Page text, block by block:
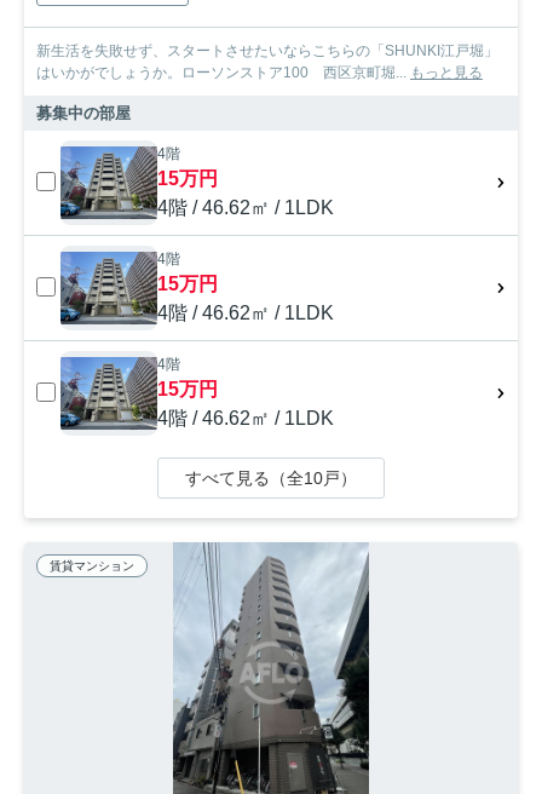
新生活を失敗せず、スタートさせたいならこちらの「SHUNKI江戸堀」
はいかがでしょうか。ローソンストア100 西区京町堀...
もっと見る
募集中の部屋
4階
15万円
4階 / 46.62㎡ / 1LDK
4階
15万円
4階 / 46.62㎡ / 1LDK
4階
15万円
4階 / 46.62㎡ / 1LDK
すべて見る（全10戸）
賃貸マンション